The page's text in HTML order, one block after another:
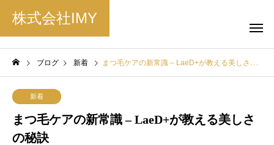
株式会社IMY
ブログ 新着 まつ毛ケアの新常識 – LaeD+が教える美しさの秘訣
新着
まつ毛ケアの新常識 – LaeD+が教える美しさ
の秘訣